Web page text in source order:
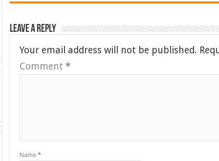
Leave a Reply
Your email address will not be published.
Comment*
Name*